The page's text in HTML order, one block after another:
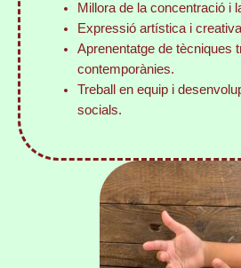
Millora de la concentració i
Expressió artística i
Aprenentatge de tècniques
contemporànies.
Treball en equip i
socials.